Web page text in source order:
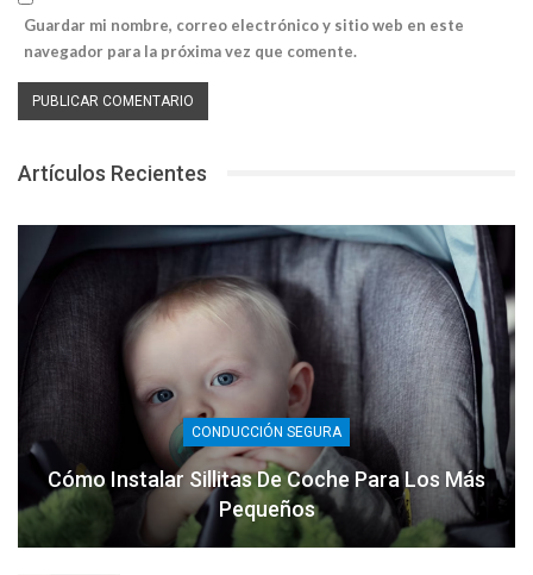
Guardar mi nombre, correo electrónico y sitio web en este
navegador para la próxima vez que comente.
Artículos Recientes
CONDUCCIÓN SEGURA
Cómo Instalar Sillitas De Coche Para Los Más
Pequeños